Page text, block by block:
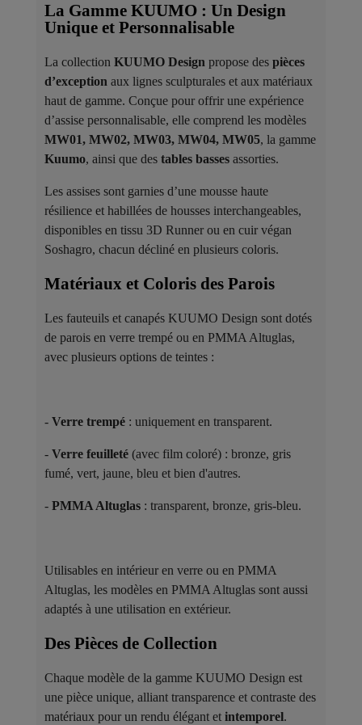
La Gamme KUUMO : Un Design
Unique et Personnalisable
La collection KUUMO Design propose des pièces
d’exception aux lignes sculpturales et aux matériaux
haut de gamme. Conçue pour offrir une expérience
d’assise personnalisable, elle comprend les modèles
MW01, MW02, MW03, MW04, MW05, la gamme
Kuumo, ainsi que des tables basses assorties.
Les assises sont garnies d’une mousse haute
résilience et habillées de housses interchangeables,
disponibles en tissu 3D Runner ou en cuir végan
Soshagro, chacun décliné en plusieurs coloris.
Matériaux et Coloris des Parois ​
Les fauteuils et canapés KUUMO Design sont dotés
de parois en verre trempé ou en PMMA Altuglas,
avec plusieurs options de teintes :
- Verre trempé : uniquement en transparent.
- Verre feuilleté (avec film coloré) : bronze, gris
fumé, vert, jaune, bleu et bien d'autres.
- PMMA Altuglas : transparent, bronze, gris-bleu.
Utilisables en intérieur en verre ou en PMMA
Altuglas, les modèles en PMMA Altuglas sont aussi
adaptés à une utilisation en extérieur.
Des Pièces de Collection ​
Chaque modèle de la gamme KUUMO Design est
une pièce unique, alliant transparence et contraste des
matériaux pour un rendu élégant et intemporel.